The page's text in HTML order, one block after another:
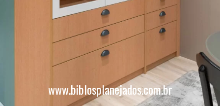
www.biblosplanejados.com.br